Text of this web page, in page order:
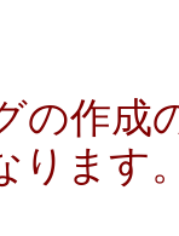
の作成
ります